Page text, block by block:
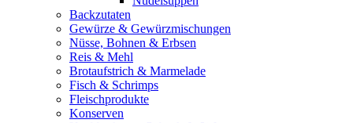
Backzutaten
Gewürze & Gewürzmischungen
Nüsse, Bohnen & Erbsen
Reis & Mehl
Brotaufstrich & Marmelade
Fisch & Schrimps
Fleischprodukte
Konserven